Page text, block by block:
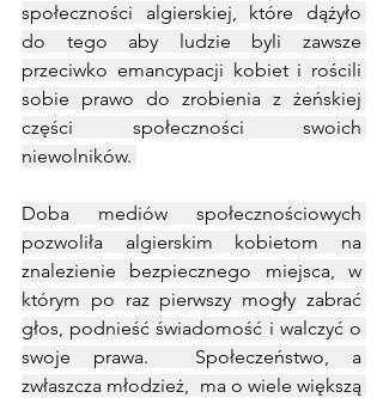
społeczności algierskiej, które dążyło
do tego aby ludzie byli zawsze
przeciwko emancypacji kobiet i rościli
sobie prawo do zrobienia z żeńskiej
części społeczności swoich
niewolników.
Doba mediów społecznościowych
pozwoliła algierskim kobietom na
znalezienie bezpiecznego miejsca, w
którym po raz pierwszy mogły zabrać
głos, podnieść świadomość i walczyć o
swoje prawa.  Społeczeństwo, a
zwłaszcza młodzież,  ma o wiele większą